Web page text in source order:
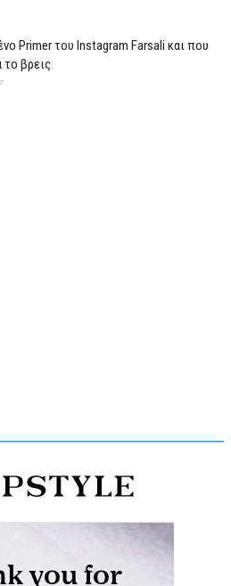
Primer του Instagram Farsali και που
το βρεις